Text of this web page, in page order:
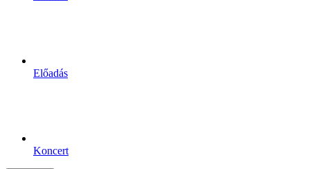
Előadás
Koncert